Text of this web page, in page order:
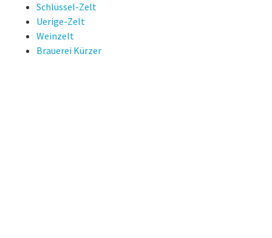
Schlüssel-Zelt
Uerige-Zelt
Weinzelt
Brauerei Kürzer